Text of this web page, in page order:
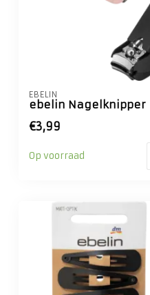
EBELIN
ebelin Nagelknipper
€3,99
Op voorraad